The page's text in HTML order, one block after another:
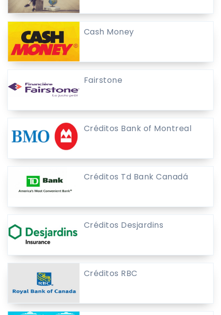
Cash Money
Fairstone
Créditos Bank of Montreal
Créditos Td Bank Canadá
Créditos Desjardins
Créditos RBC